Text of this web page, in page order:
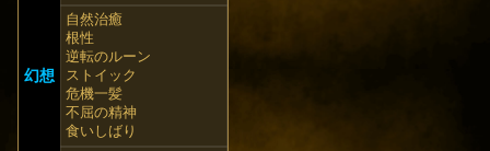
幻想
自然治癒
根性
逆転のルーン
ストイック
危機一髪
不屈の精神
食いしばり